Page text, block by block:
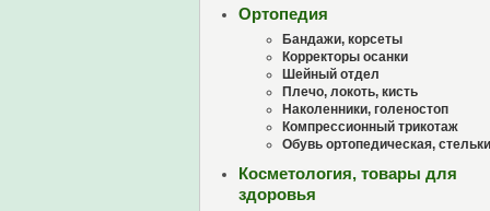
Ортопедия
Бандажи, корсеты
Корректоры осанки
Шейный отдел
Плечо, локоть, кисть
Наколенники, голеностоп
Компрессионный трикотаж
Обувь ортопедическая, стельки
Косметология, товары для
здоровья